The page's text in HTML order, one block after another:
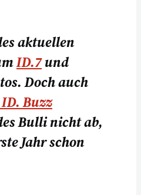
aktuellen
ID.7und
Doch auch
ID. Buzz
Bulli nicht ab,
Jahr schon